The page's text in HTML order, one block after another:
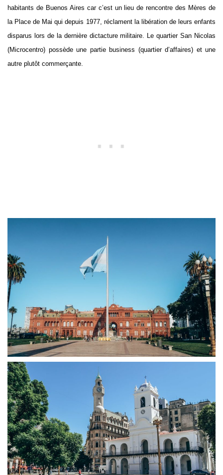
habitants de Buenos Aires car c’est un lieu de rencontre des Mères de
la Place de Mai qui depuis 1977, réclament la libération de leurs enfants
disparus lors de la dernière dictacture militaire. Le quartier San Nicolas
(Microcentro) possède une partie business (quartier d’affaires) et une
autre plutôt commerçante.